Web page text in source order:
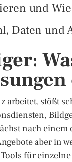
und
Daten und
stößt
nach einem
aber in
für